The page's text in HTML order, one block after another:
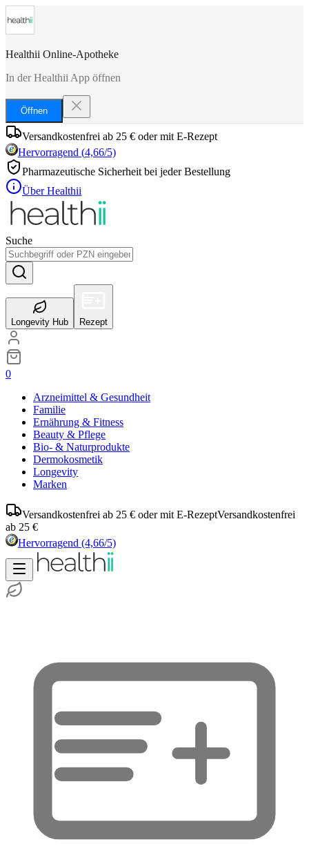
Healthii Online-Apotheke
In der Healthii App öffnen
Öffnen
Versandkostenfrei ab 25 € oder mit E-Rezept
Hervorragend (4,66/5)
Pharmazeutische Sicherheit bei jeder Bestellung
Über Healthii
Suche
Longevity Hub Rezept
0
Arzneimittel & Gesundheit
Familie
Ernährung & Fitness
Beauty & Pflege
Bio- & Naturprodukte
Dermokosmetik
Longevity
Marken
Versandkostenfrei ab 25 € oder mit E-RezeptVersandkostenfrei
ab 25 €
Hervorragend (4,66/5)